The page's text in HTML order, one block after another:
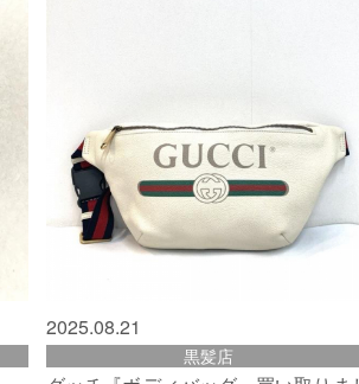
2025.08.21
黒髪店